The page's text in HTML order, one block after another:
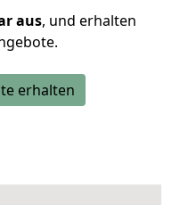
aus, und erhalten
erhalten